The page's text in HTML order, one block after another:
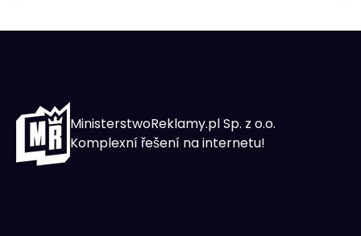
MinisterstwoReklamy.pl Sp. z o.o.
Komplexní řešení na internetu!